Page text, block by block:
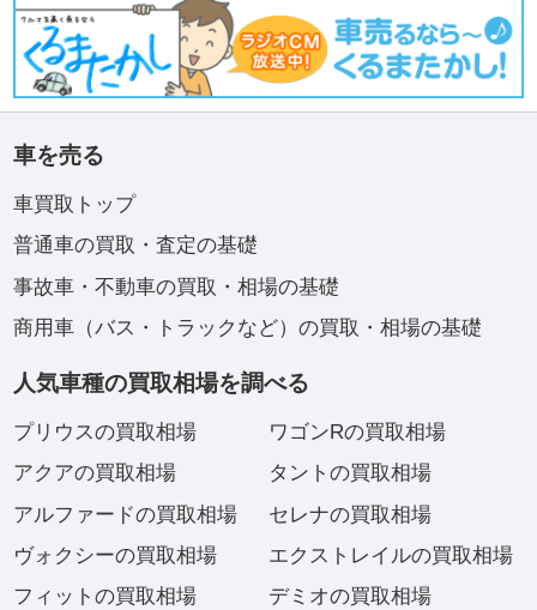
車を売る
車買取トップ
普通車の買取・査定の基礎
事故車・不動車の買取・相場の基礎
商用車（バス・トラックなど）の買取・相場の基礎
人気車種の買取相場を調べる
プリウスの買取相場
アクアの買取相場
アルファードの買取相場
ヴォクシーの買取相場
フィットの買取相場
ワゴンRの買取相場
タントの買取相場
セレナの買取相場
エクストレイルの買取相場
デミオの買取相場